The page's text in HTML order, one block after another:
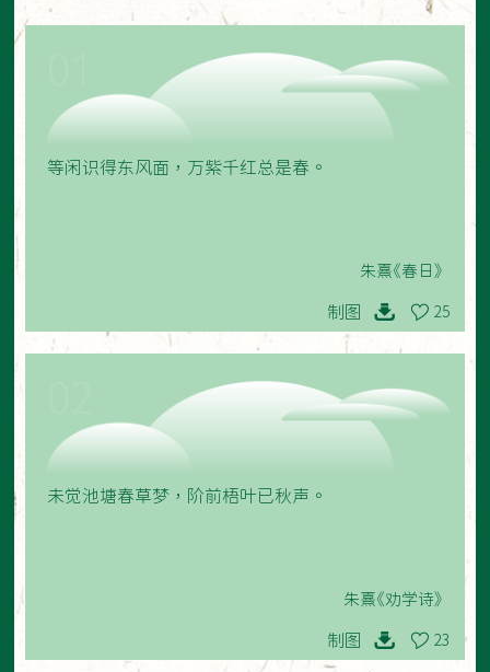
等闲识得东风面，万紫千红总是春。
朱熹《春日》
制图 25
未觉池塘春草梦，阶前梧叶已秋声。
朱熹《劝学诗》
制图 23